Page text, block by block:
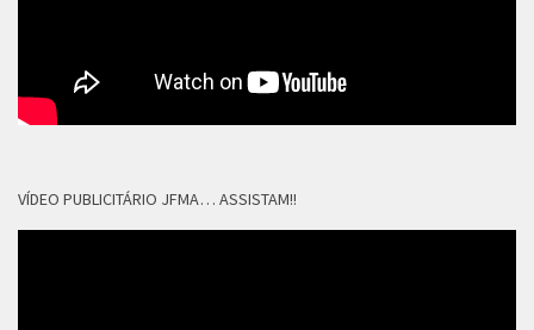
VÍDEO PUBLICITÁRIO JFMA… ASSISTAM!!